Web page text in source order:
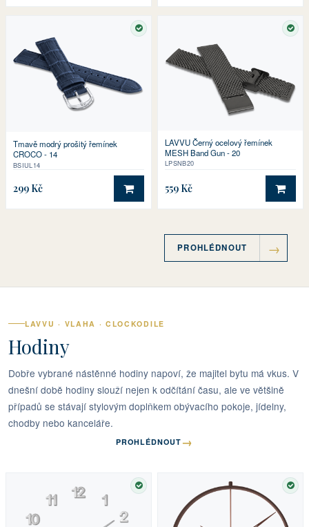
SKLADEM
Tmavě modrý prošitý řemínek
CROCO - 14
BSIUL14
299 Kč DO KOŠÍKU
LAVVU Černý ocelový řemínek
MESH Band Gun - 20
LPSNB20
559 Kč DO
PROHLÉDNOUT
LAVVU · VLAHA · CLOCKODILE
Hodiny
Dobře vybrané nástěnné hodiny napoví, že majitel bytu má vkus. V
dnešní době hodiny slouží nejen k odčítání času, ale ve většině
případů se stávají stylovým doplňkem obývacího pokoje, jídelny,
chodby nebo kanceláře.
PROHLÉDNOUT →
SKLADEM